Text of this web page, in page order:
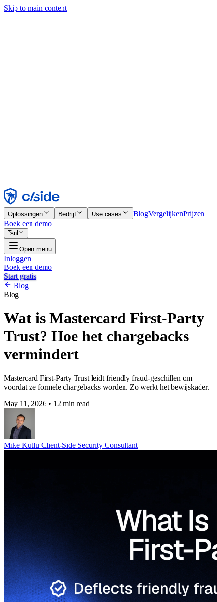
Skip to main content
Weigeren
Oplossingen Bedrijf Use cases BlogVergelijkenPrijzen
Boek een demo
nl
Open menu
Inloggen
Boek een demo
Start gratis
Blog
Blog
Wat is Mastercard First-Party
Trust? Hoe het chargebacks
vermindert
Mastercard First-Party Trust leidt friendly fraud-geschillen om
voordat ze formele chargebacks worden. Zo werkt het bewijskader.
May 11, 2026 • 12 min read
Mike Kutlu Client-Side Security Consultant